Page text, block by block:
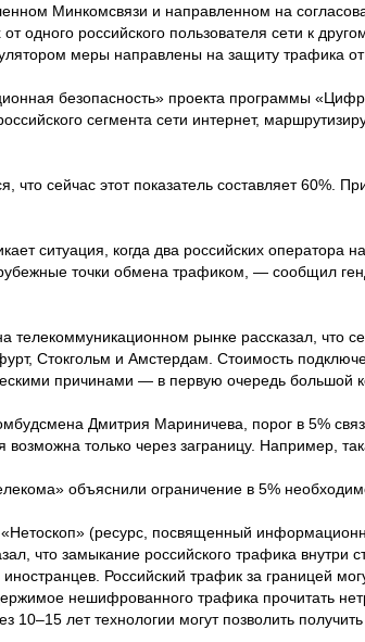
Минкомсвязи и направленном на
одного российского пользователя сети к
меры направлены на защиту трафика
безопасность» проекта программы
сегмента сети интернет,
что сейчас этот показатель составляет 60%.
ситуация, когда два российских оператора
точки обмена трафиком, — сообщил
телекоммуникационном рынке рассказал, что
Стокгольм и Амстердам. Стоимость
причинами — в первую очередь большой
Дмитрия Мариничева, порог в 5%
только через заграницу. Например,
объяснили ограничение в 5%
«Нетоскоп» (ресурс, посвященный
что замыкание российского трафика внутри
Российский трафик за границей
нешифрованного трафика прочитать
10–15 лет технологии могут позволить